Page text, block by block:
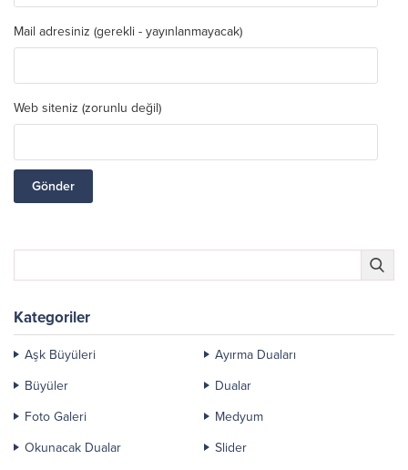
Mail adresiniz (gerekli - yayınlanmayacak)
Web siteniz (zorunlu değil)
Kategoriler
Aşk Büyüleri
Ayırma Duaları
Büyüler
Dualar
Foto Galeri
Medyum
Okunacak Dualar
Slider